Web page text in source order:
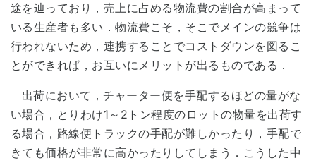
途を辿っており，売上に占める物流費の割合が高まって
いる生産者も多い．物流費こそ，そこでメインの競争は
行われないため，連携することでコストダウンを図るこ
とができれば，お互いにメリットが出るものである．
出荷において，チャーター便を手配するほどの量がな
い場合，とりわけ1～2トン程度のロットの物量を出荷す
る場合，路線便トラックの手配が難しかったり，手配で
きても価格が非常に高かったりしてしまう．こうした中